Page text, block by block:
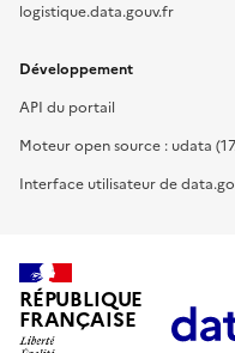
logistique.data.gouv.fr
Développement
API du portail
Moteur open source : udata
Interface utilisateur de
RÉPUBLIQUE
FRANÇAISE